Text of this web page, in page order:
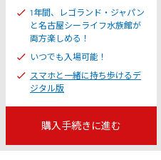
1年間、レゴランド・ジャパン
と名古屋シーライフ水族館が
両方楽しめる！
いつでも入場可能！
スマホと一緒に持ち歩けるデ
ジタル版
購入手続きに進む